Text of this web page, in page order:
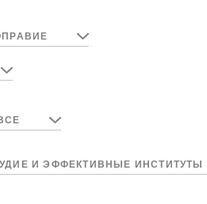
И ЭФФЕКТИВНЫЕ ИНСТИТУТЫ